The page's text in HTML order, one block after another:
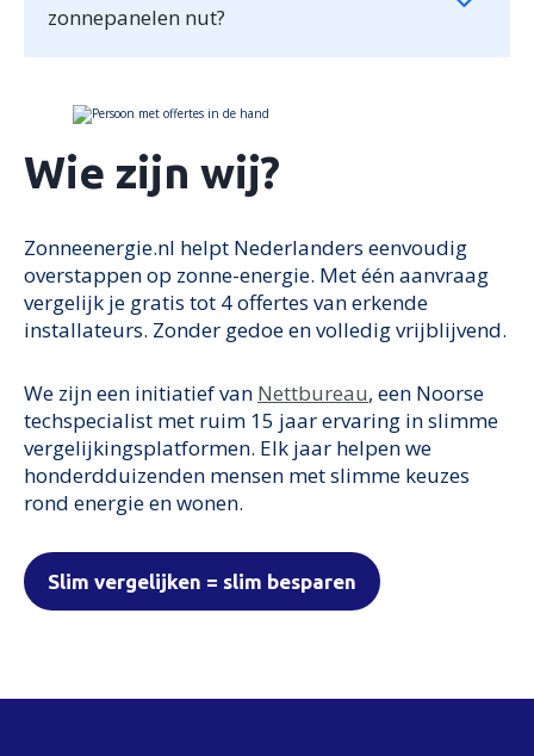
zonnepanelen nut?
Wie zijn wij?
Zonneenergie.nl helpt Nederlanders eenvoudig
overstappen op zonne-energie. Met één aanvraag
vergelijk je gratis tot 4 offertes van erkende
installateurs. Zonder gedoe en volledig vrijblijvend.
We zijn een initiatief van Nettbureau, een Noorse
techspecialist met ruim 15 jaar ervaring in slimme
vergelijkingsplatformen. Elk jaar helpen we
honderdduizenden mensen met slimme keuzes
rond energie en wonen.
Slim vergelijken = slim besparen